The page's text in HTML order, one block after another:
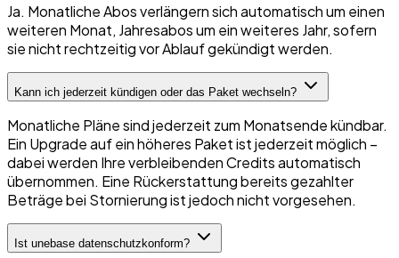
Ja. Monatliche Abos verlängern sich automatisch um einen
weiteren Monat, Jahresabos um ein weiteres Jahr, sofern
sie nicht rechtzeitig vor Ablauf gekündigt werden.
Kann ich jederzeit kündigen oder das Paket wechseln?
Monatliche Pläne sind jederzeit zum Monatsende kündbar.
Ein Upgrade auf ein höheres Paket ist jederzeit möglich –
dabei werden Ihre verbleibenden Credits automatisch
übernommen. Eine Rückerstattung bereits gezahlter
Beträge bei Stornierung ist jedoch nicht vorgesehen.
Ist unebase datenschutzkonform?